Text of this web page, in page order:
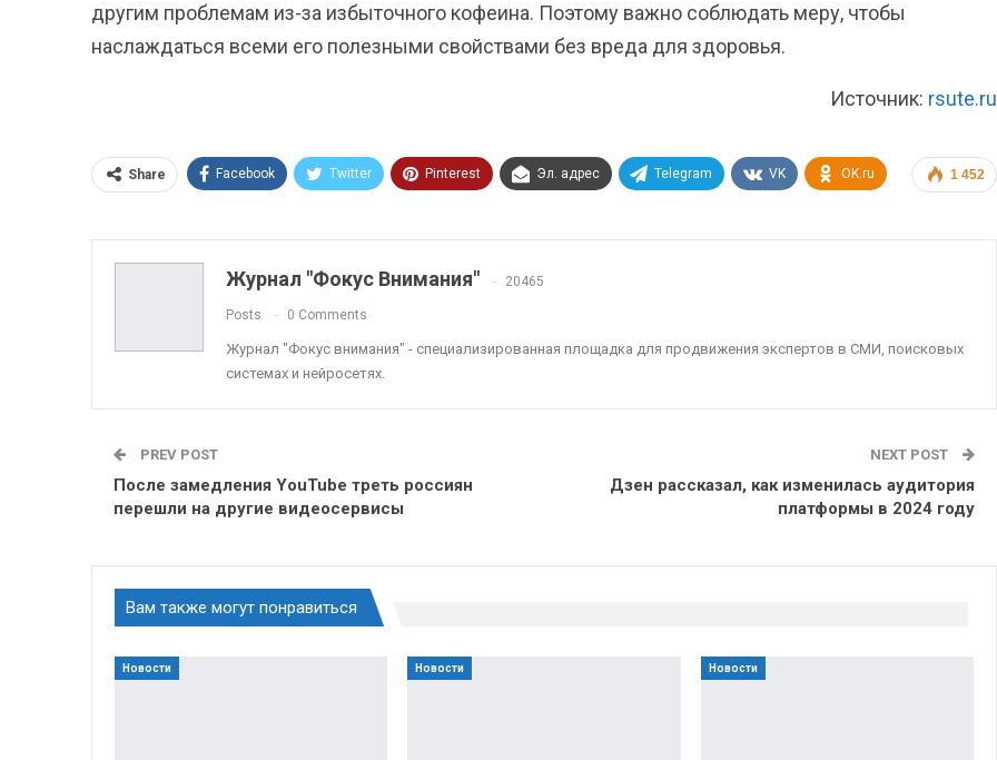
другим проблемам из-за избыточного кофеина. Поэтому важно соблюдать меру, чтобы
наслаждаться всеми его полезными свойствами без вреда для здоровья.
Источник: rsute.ru
1 452
Share Facebook Twitter Pinterest Эл. адрес Telegram VK OK.ru
Журнал "Фокус Внимания" 20465
Posts 0 Comments
Журнал "Фокус внимания" - специализированная площадка для продвижения экспертов в СМИ, поисковых
системах и нейросетях.
PREV POST
После замедления YouTube треть россиян
перешли на другие видеосервисы
NEXT POST
Дзен рассказал, как изменилась аудитория
платформы в 2024 году
Вам также могут понравиться
Новости Новости Новости